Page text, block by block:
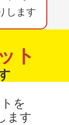
します
ト
を
ます